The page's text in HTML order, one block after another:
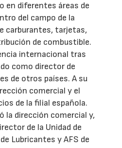
en diferentes áreas de
del campo de la
carburantes, tarjetas,
de combustible.
internacional tras
como director de
de otros países. A su
comercial y el
de la filial española.
la dirección comercial y,
de la Unidad de
Lubricantes y AFS de